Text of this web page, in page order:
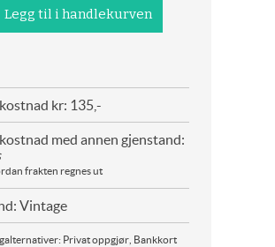
kr: 135,-
med annen gjenstand:
frakten regnes ut
Vintage
Privat oppgjør, Bankkort